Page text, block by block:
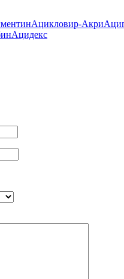
Ацикловир-Акри
Ацидекс